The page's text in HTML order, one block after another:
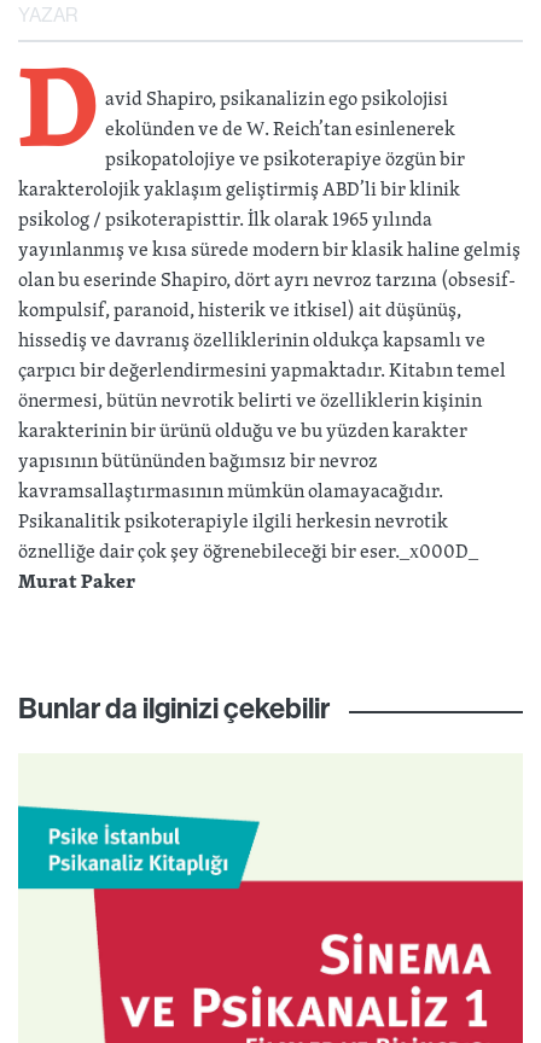
YAZAR
David Shapiro, psikanalizin ego psikolojisi
ekolünden ve de W. Reich’tan esinlenerek
psikopatolojiye ve psikoterapiye özgün bir
karakterolojik yaklaşım geliştirmiş ABD’li bir klinik
psikolog / psikoterapisttir. İlk olarak 1965 yılında
yayınlanmış ve kısa sürede modern bir klasik haline gelmiş
olan bu eserinde Shapiro, dört ayrı nevroz tarzına (obsesif-
kompulsif, paranoid, histerik ve itkisel) ait düşünüş,
hissediş ve davranış özelliklerinin oldukça kapsamlı ve
çarpıcı bir değerlendirmesini yapmaktadır. Kitabın temel
önermesi, bütün nevrotik belirti ve özelliklerin kişinin
karakterinin bir ürünü olduğu ve bu yüzden karakter
yapısının bütününden bağımsız bir nevroz
kavramsallaştırmasının mümkün olamayacağıdır.
Psikanalitik psikoterapiyle ilgili herkesin nevrotik
öznelliğe dair çok şey öğrenebileceği bir eser._x000D_
Murat Paker
Bunlar da ilginizi çekebilir